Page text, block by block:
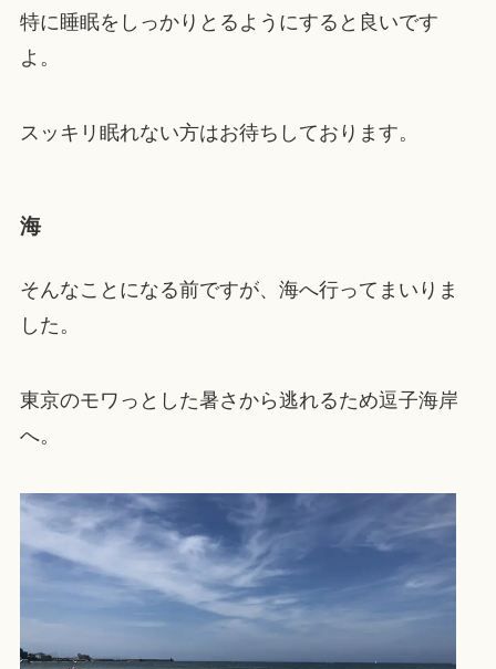
特に睡眠をしっかりとるようにすると良いです
よ。
スッキリ眠れない方はお待ちしております。
海
そんなことになる前ですが、海へ行ってまいりま
した。
東京のモワっとした暑さから逃れるため逗子海岸
へ。